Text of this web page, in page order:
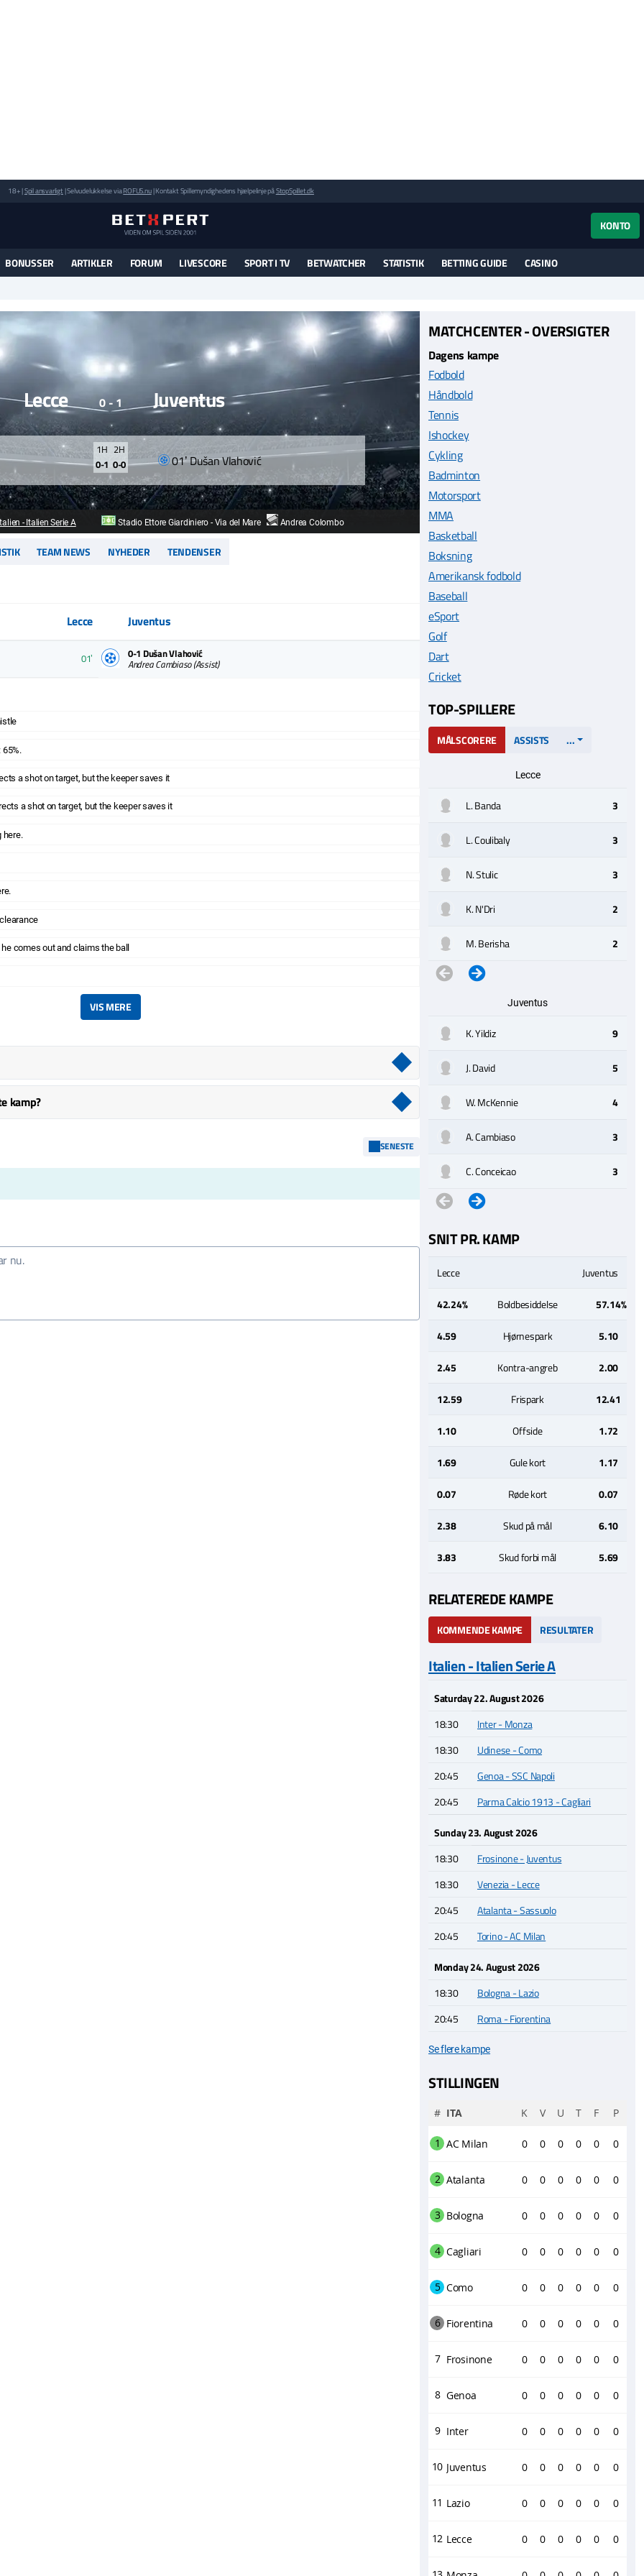
18+ |Spil ansvarligt| Selvudelukkelse viaROFUS.nu| Kontakt Spillemyndighedens hjælpelinje påStopSpillet.dk
KONTO
BONUSSER ARTIKLER FORUM LIVESCORE SPORT I TV BETWATCHER STATISTIK BETTING GUIDE CASINO
Lecce 0 - 1 Juventus
1H 2H
0-1 0-0 01ʼ Dušan Vlahović
Italien - Italien Serie A Stadio Ettore Giardiniero - Via del Mare Andrea Colombo
TEAM NEWS NYHEDER TENDENSER
Lecce Juventus
01ʼ 0-1 Dušan Vlahović
Andrea Cambiaso(Assist)
a shot on target, but the keeper saves it
a shot on target, but the keeper saves it
here.
comes out and claims the ball
VIS MERE
kamp?
SENESTE
MATCHCENTER - OVERSIGTER
Dagens kampe
Fodbold
Håndbold
Tennis
Ishockey
Cykling
Badminton
Motorsport
MMA
Basketball
Boksning
Amerikansk fodbold
Baseball
eSport
Golf
Dart
Cricket
TOP-SPILLERE
MÅLSCORERE ASSISTS ...
Lecce
L. Banda 3
L. Coulibaly 3
N. Stulic 3
K. N'Dri 2
M. Berisha 2
Juventus
K. Yildiz 9
J. David 5
W. McKennie 4
A. Cambiaso 3
C. Conceicao 3
SNIT PR. KAMP
Lecce Juventus
42.24% Boldbesiddelse 57.14%
4.59 Hjørnespark 5.10
2.45 Kontra-angreb 2.00
12.59 Frispark 12.41
1.10 Offside 1.72
1.69 Gule kort 1.17
0.07 Røde kort 0.07
2.38 Skud på mål 6.10
3.83 Skud forbi mål 5.69
RELATEREDE KAMPE
KOMMENDE KAMPE RESULTATER
Italien - Italien Serie A
Saturday 22. August 2026
18:30
Inter - Monza
18:30
Udinese - Como
20:45
Genoa - SSC Napoli
20:45
Parma Calcio 1913 - Cagliari
Sunday 23. August 2026
18:30
Frosinone - Juventus
18:30
Venezia - Lecce
20:45
Atalanta - Sassuolo
20:45
Torino - AC Milan
Monday 24. August 2026
18:30
Bologna - Lazio
20:45
Roma - Fiorentina
Se flere kampe
STILLINGEN
# ITA K V U T F P
1 AC Milan 0 0 0 0 0 0
2 Atalanta 0 0 0 0 0 0
3 Bologna 0 0 0 0 0 0
4 Cagliari 0 0 0 0 0 0
5 Como 0 0 0 0 0 0
6 Fiorentina 0 0 0 0 0 0
7 Frosinone 0 0 0 0 0 0
8 Genoa 0 0 0 0 0 0
9 Inter 0 0 0 0 0 0
10 Juventus 0 0 0 0 0 0
11 Lazio 0 0 0 0 0 0
12 Lecce 0 0 0 0 0 0